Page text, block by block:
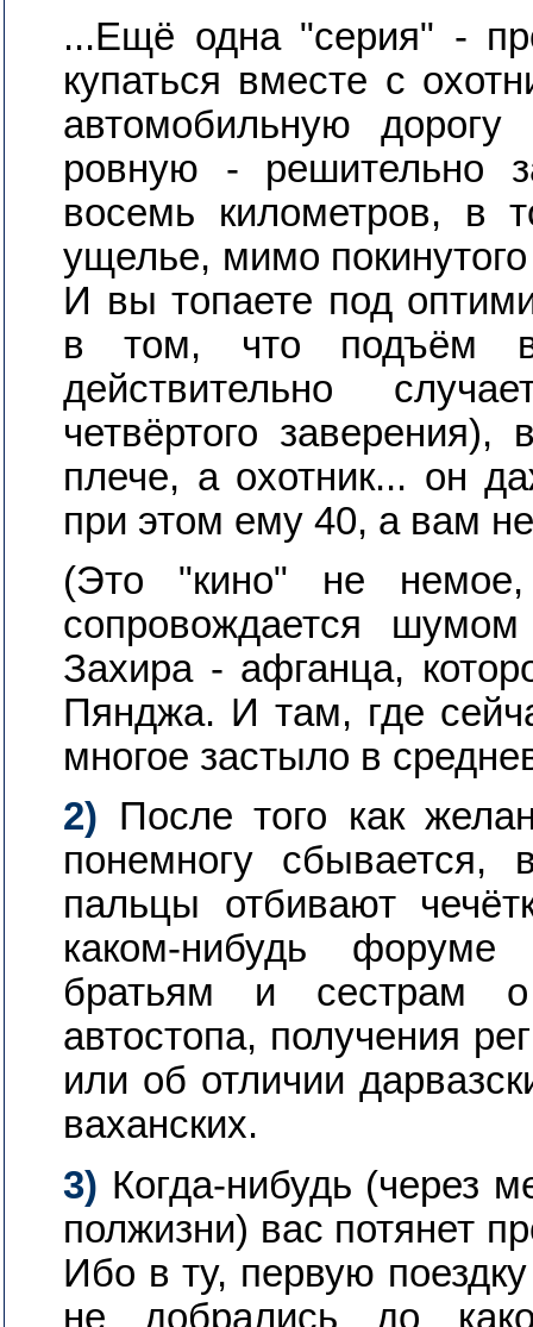
...Ещё одна "серия" -
купаться вместе с
автомобильную
ровную - решительно
восемь километров, в
ущелье, мимо покинутого
И вы топаете под
в том, что подъём
действительно
четвёртого
плече, а охотник... он
при этом ему 40, а вам
(Это "кино" не
сопровождается
Захира - афганца,
Пянджа. И там, где
многое застыло в
2) После того как
понемногу
пальцы отбивают
каком-нибудь форуме
братьям и сестрам о
автостопа, получения
или об отличии
ваханских.
3) Когда-нибудь (через
полжизни) вас потянет
Ибо в ту, первую
не добрались до